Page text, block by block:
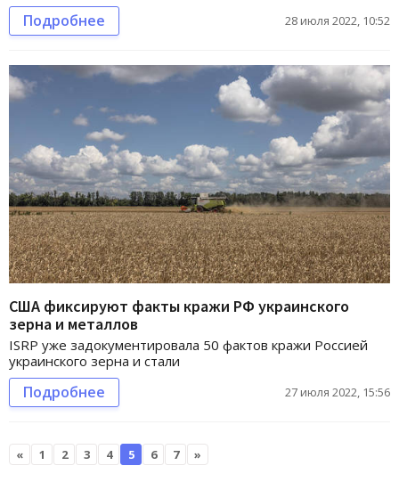
Подробнее 28 июля 2022, 10:52
США фиксируют факты кражи РФ украинского
зерна и металлов
ISRP уже задокументировала 50 фактов кражи Россией
украинского зерна и стали
Подробнее 27 июля 2022, 15:56
« 1 2 3 4 5 6 7 »